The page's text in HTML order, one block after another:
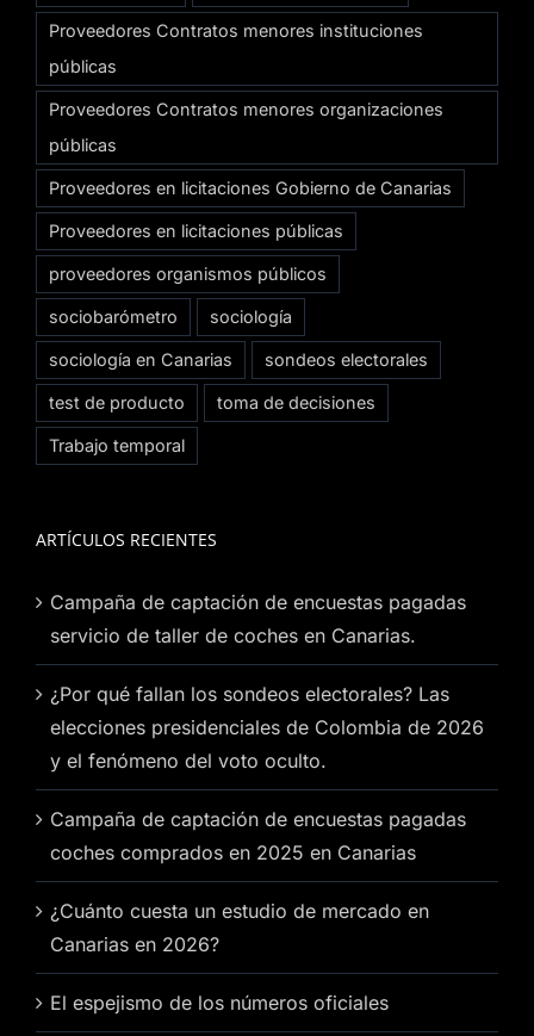
Proveedores Contratos menores instituciones
públicas
Proveedores Contratos menores organizaciones
públicas
Proveedores en licitaciones Gobierno de Canarias
Proveedores en licitaciones públicas
proveedores organismos públicos
sociobarómetro sociología
sociología en Canarias sondeos electorales
test de producto toma de decisiones
Trabajo temporal
ARTÍCULOS RECIENTES
Campaña de captación de encuestas pagadas
servicio de taller de coches en Canarias.
¿Por qué fallan los sondeos electorales? Las
elecciones presidenciales de Colombia de 2026
y el fenómeno del voto oculto.
Campaña de captación de encuestas pagadas
coches comprados en 2025 en Canarias
¿Cuánto cuesta un estudio de mercado en
Canarias en 2026?
El espejismo de los números oficiales